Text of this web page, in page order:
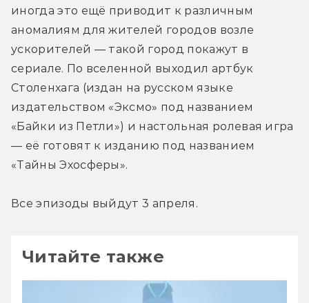
иногда это ещё приводит к различным
аномалиям для жителей городов возле
ускорителей — такой город покажут в
сериале. По вселенной выходил артбук
Столенхага (издан на русском языке
издательством «Эксмо» под названием
«Байки из Петли») и настольная ролевая игра
— её готовят к изданию под названием
«Тайны Эхосферы».
Все эпизоды выйдут 3 апреля.
Читайте также